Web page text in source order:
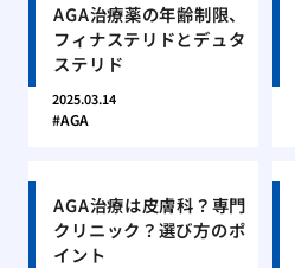
AGA治療薬の年齢制限、
フィナステリドとデュタ
ステリド
2025.03.14
AGA
AGA治療は皮膚科？専門
クリニック？選び方のポ
イント